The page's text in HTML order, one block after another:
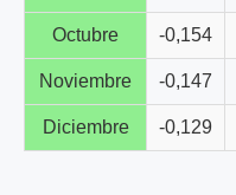
Octubre -0,154
Noviembre -0,147
Diciembre -0,129